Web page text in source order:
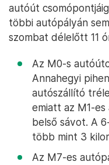
autóút
többi autópályán
szombat délelőtt 11
Az M0-s
Annahegyi
autószállító
emiatt az M1-
belső sávot. A
több mint 3
Az M7-es